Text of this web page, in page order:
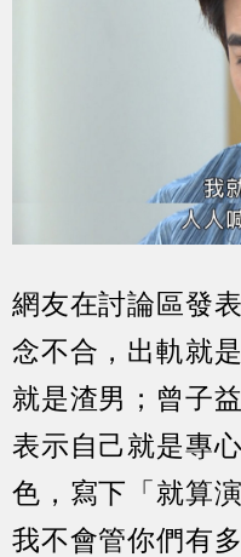
網友在討論區發
念不合，出軌就
就是渣男；曾子
表示自己就是專
色，寫下「就算
我不會管你們有